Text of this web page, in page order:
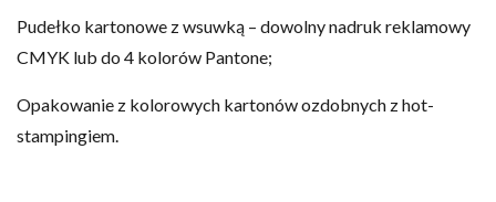
Pudełko kartonowe z wsuwką – dowolny nadruk reklamowy
CMYK lub do 4 kolorów Pantone;
Opakowanie z kolorowych kartonów ozdobnych z hot-
stampingiem.